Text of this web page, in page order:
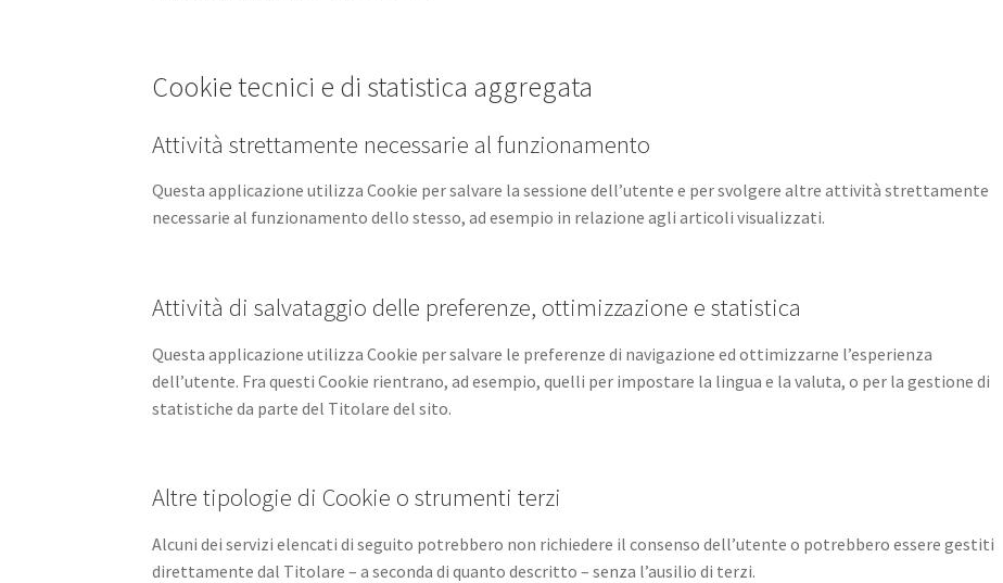
Cookie tecnici e di statistica aggregata
Attività strettamente necessarie al funzionamento
Questa applicazione utilizza Cookie per salvare la sessione dell’utente e per svolgere altre attività strettamente
necessarie al funzionamento dello stesso, ad esempio in relazione agli articoli visualizzati.
Attività di salvataggio delle preferenze, ottimizzazione e statistica
Questa applicazione utilizza Cookie per salvare le preferenze di navigazione ed ottimizzarne l’esperienza
dell’utente. Fra questi Cookie rientrano, ad esempio, quelli per impostare la lingua e la valuta, o per la gestione di
statistiche da parte del Titolare del sito.
Altre tipologie di Cookie o strumenti terzi
Alcuni dei servizi elencati di seguito potrebbero non richiedere il consenso dell’utente o potrebbero essere gestiti
direttamente dal Titolare – a seconda di quanto descritto – senza l’ausilio di terzi.